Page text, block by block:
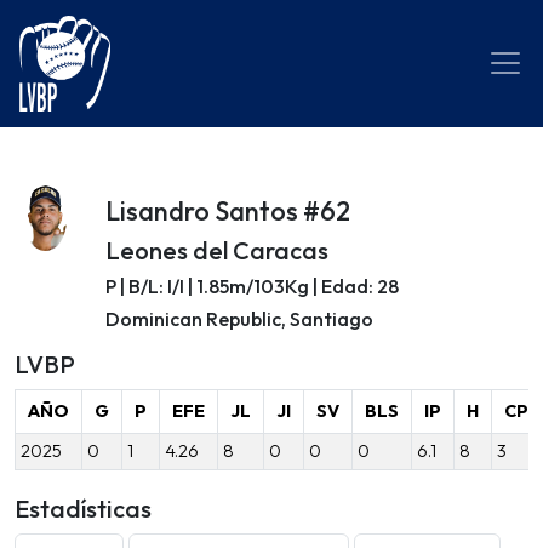
Lisandro Santos #62
Leones del Caracas
P | B/L: I/I | 1.85m/103Kg | Edad: 28
Dominican Republic, Santiago
LVBP
AÑO G P EFE JL JI SV BLS IP H
CP
2025
0 1 4.26 8 0 0 0 6.1 8 3
Estadísticas